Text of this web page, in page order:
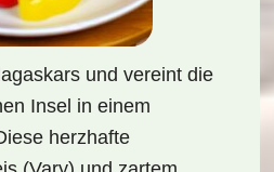
und vereint die
Insel in einem
herzhafte